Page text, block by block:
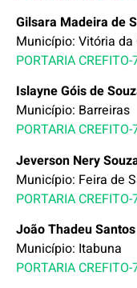
Gilsara Madeira de
Município: Vitória da
PORTARIA
Islayne Góis de
Município: Barreiras
PORTARIA
Jeverson Nery
Município: Feira de
PORTARIA
João Thadeu
Município: Itabuna
PORTARIA